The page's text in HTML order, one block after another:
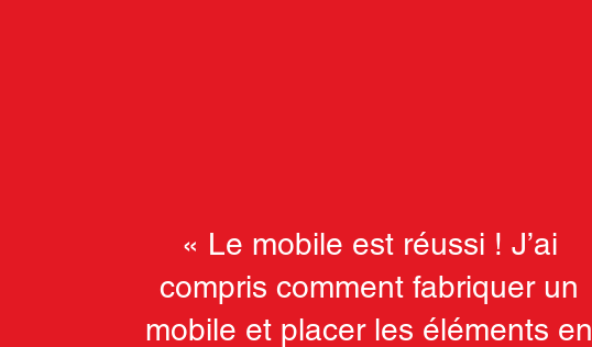
« Le mobile est réussi ! J’ai
compris comment fabriquer un
mobile et placer les éléments en